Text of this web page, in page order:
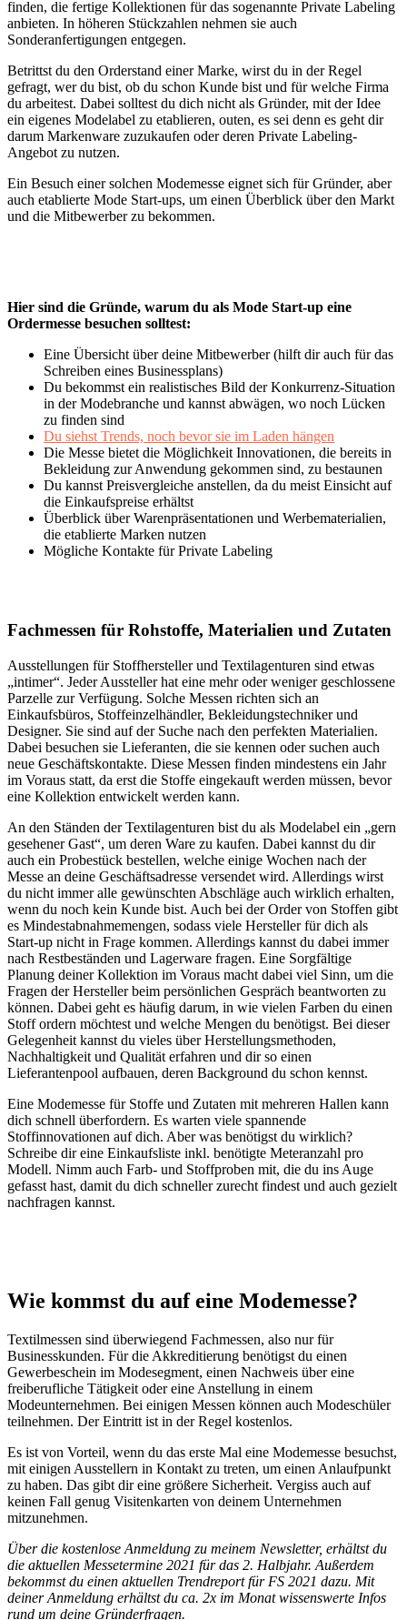
finden, die fertige Kollektionen für das sogenannte Private Labeling
anbieten. In höheren Stückzahlen nehmen sie auch
Sonderanfertigungen entgegen.
Betrittst du den Orderstand einer Marke, wirst du in der Regel
gefragt, wer du bist, ob du schon Kunde bist und für welche Firma
du arbeitest. Dabei solltest du dich nicht als Gründer, mit der Idee
ein eigenes Modelabel zu etablieren, outen, es sei denn es geht dir
darum Markenware zuzukaufen oder deren Private Labeling-
Angebot zu nutzen.
Ein Besuch einer solchen Modemesse eignet sich für Gründer, aber
auch etablierte Mode Start-ups, um einen Überblick über den Markt
und die Mitbewerber zu bekommen.
Hier sind die Gründe, warum du als Mode Start-up eine
Ordermesse besuchen solltest:
Eine Übersicht über deine Mitbewerber (hilft dir auch für das
Schreiben eines Businessplans)
Du bekommst ein realistisches Bild der Konkurrenz-Situation
in der Modebranche und kannst abwägen, wo noch Lücken
zu finden sind
Du siehst Trends, noch bevor sie im Laden hängen
Die Messe bietet die Möglichkeit Innovationen, die bereits in
Bekleidung zur Anwendung gekommen sind, zu bestaunen
Du kannst Preisvergleiche anstellen, da du meist Einsicht auf
die Einkaufspreise erhältst
Überblick über Warenpräsentationen und Werbematerialien,
die etablierte Marken nutzen
Mögliche Kontakte für Private Labeling
Fachmessen für Rohstoffe, Materialien und Zutaten
Ausstellungen für Stoffhersteller und Textilagenturen sind etwas
„intimer“. Jeder Aussteller hat eine mehr oder weniger geschlossene
Parzelle zur Verfügung. Solche Messen richten sich an
Einkaufsbüros, Stoffeinzelhändler, Bekleidungstechniker und
Designer. Sie sind auf der Suche nach den perfekten Materialien.
Dabei besuchen sie Lieferanten, die sie kennen oder suchen auch
neue Geschäftskontakte. Diese Messen finden mindestens ein Jahr
im Voraus statt, da erst die Stoffe eingekauft werden müssen, bevor
eine Kollektion entwickelt werden kann.
An den Ständen der Textilagenturen bist du als Modelabel ein „gern
gesehener Gast“, um deren Ware zu kaufen. Dabei kannst du dir
auch ein Probestück bestellen, welche einige Wochen nach der
Messe an deine Geschäftsadresse versendet wird. Allerdings wirst
du nicht immer alle gewünschten Abschläge auch wirklich erhalten,
wenn du noch kein Kunde bist. Auch bei der Order von Stoffen gibt
es Mindestabnahmemengen, sodass viele Hersteller für dich als
Start-up nicht in Frage kommen. Allerdings kannst du dabei immer
nach Restbeständen und Lagerware fragen. Eine Sorgfältige
Planung deiner Kollektion im Voraus macht dabei viel Sinn, um die
Fragen der Hersteller beim persönlichen Gespräch beantworten zu
können. Dabei geht es häufig darum, in wie vielen Farben du einen
Stoff ordern möchtest und welche Mengen du benötigst. Bei dieser
Gelegenheit kannst du vieles über Herstellungsmethoden,
Nachhaltigkeit und Qualität erfahren und dir so einen
Lieferantenpool aufbauen, deren Background du schon kennst.
Eine Modemesse für Stoffe und Zutaten mit mehreren Hallen kann
dich schnell überfordern. Es warten viele spannende
Stoffinnovationen auf dich. Aber was benötigst du wirklich?
Schreibe dir eine Einkaufsliste inkl. benötigte Meteranzahl pro
Modell. Nimm auch Farb- und Stoffproben mit, die du ins Auge
gefasst hast, damit du dich schneller zurecht findest und auch gezielt
nachfragen kannst.
Wie kommst du auf eine Modemesse?
Textilmessen sind überwiegend Fachmessen, also nur für
Businesskunden. Für die Akkreditierung benötigst du einen
Gewerbeschein im Modesegment, einen Nachweis über eine
freiberufliche Tätigkeit oder eine Anstellung in einem
Modeunternehmen. Bei einigen Messen können auch Modeschüler
teilnehmen. Der Eintritt ist in der Regel kostenlos.
Es ist von Vorteil, wenn du das erste Mal eine Modemesse besuchst,
mit einigen Ausstellern in Kontakt zu treten, um einen Anlaufpunkt
zu haben. Das gibt dir eine größere Sicherheit. Vergiss auch auf
keinen Fall genug Visitenkarten von deinem Unternehmen
mitzunehmen.
Über die kostenlose Anmeldung zu meinem Newsletter, erhältst du
die aktuellen Messetermine 2021 für das 2. Halbjahr. Außerdem
bekommst du einen aktuellen Trendreport für FS 2021 dazu. Mit
deiner Anmeldung erhältst du ca. 2x im Monat wissenswerte Infos
rund um deine Gründerfragen.